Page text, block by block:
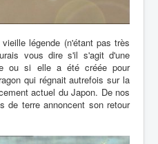
légende (n'étant pas très
vous dire s'il s'agit d'une
ou si elle a été créée pour
qui régnait autrefois sur la
actuel du Japon. De nos
de terre annoncent son retour